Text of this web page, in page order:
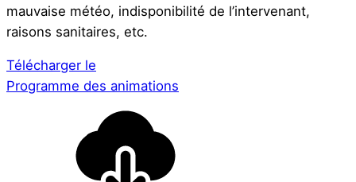
mauvaise météo, indisponibilité de l’intervenant,
raisons sanitaires, etc.
Télécharger le
Programme des animations